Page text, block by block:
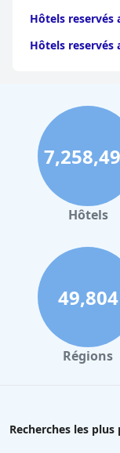
Hôtels reservés
Hôtels reservés
Hôtels
49,804
Régions
Recherches les